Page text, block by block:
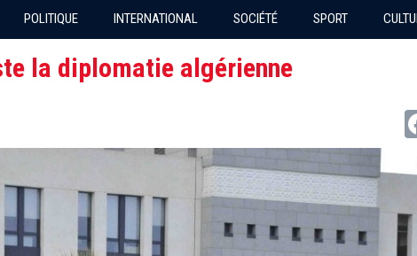
POLITIQUE INTERNATIONAL SOCIÉTÉ SPORT
la diplomatie algérienne